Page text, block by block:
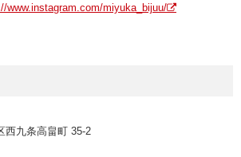
www.instagram.com/miyuka_bijuu/
西九条高畠町 35-2